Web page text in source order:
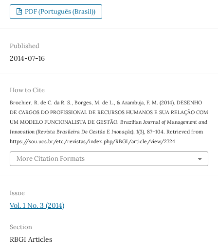
PDF (Português (Brasil))
Published
2014-07-16
How to Cite
Brochier, R. de C. da R. S., Borges, M. de L., & Azambuja, F. M. (2014). DESENHO
DE CARGOS DO PROFISSIONAL DE RECURSOS HUMANOS E SUA RELAÇÃO COM
UM MODELO FUNCIONALISTA DE GESTÃO. Brazilian Journal of Management and
Innovation (Revista Brasileira De Gestão E Inovação), 1(3), 87–104. Retrieved from
https://sou.ucs.br/etc/revistas/index.php/RBGI/article/view/2724
More Citation Formats
Issue
Vol. 1 No. 3 (2014)
Section
RBGI Articles